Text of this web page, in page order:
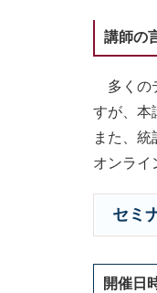
講師の
多くの
すが、本
また、
オンライ
セミ
開催日